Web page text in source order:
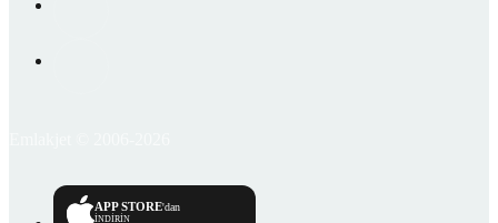
APP STORE'dan
İNDİRİN